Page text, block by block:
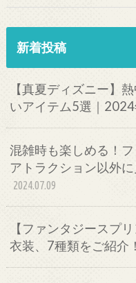
新着投稿
【真夏ディズニー】
いアイテム5選｜2024
混雑時も楽しめる！
アトラクション以外
2024.07.09
【ファンタジースプ
衣装、7種類をご紹介